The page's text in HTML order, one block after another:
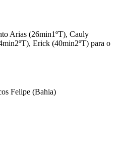
Arias (26min1ºT), Cauly
Erick (40min2ºT) para o
Felipe (Bahia)